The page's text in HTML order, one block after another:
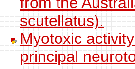
scutellatus).
Myotoxic
principal